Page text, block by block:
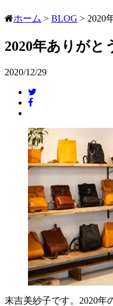
ホーム > BLOG > 2020
2020年ありがと
2020/12/29
末吉美紗子です。2020年